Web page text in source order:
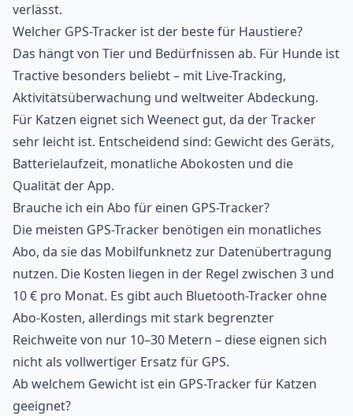
verlässt.
Welcher GPS-Tracker ist der beste für Haustiere?
Das hängt von Tier und Bedürfnissen ab. Für Hunde ist
Tractive besonders beliebt – mit Live-Tracking,
Aktivitätsüberwachung und weltweiter Abdeckung.
Für Katzen eignet sich Weenect gut, da der Tracker
sehr leicht ist. Entscheidend sind: Gewicht des Geräts,
Batterielaufzeit, monatliche Abokosten und die
Qualität der App.
Brauche ich ein Abo für einen GPS-Tracker?
Die meisten GPS-Tracker benötigen ein monatliches
Abo, da sie das Mobilfunknetz zur Datenübertragung
nutzen. Die Kosten liegen in der Regel zwischen 3 und
10 € pro Monat. Es gibt auch Bluetooth-Tracker ohne
Abo-Kosten, allerdings mit stark begrenzter
Reichweite von nur 10–30 Metern – diese eignen sich
nicht als vollwertiger Ersatz für GPS.
Ab welchem Gewicht ist ein GPS-Tracker für Katzen
geeignet?